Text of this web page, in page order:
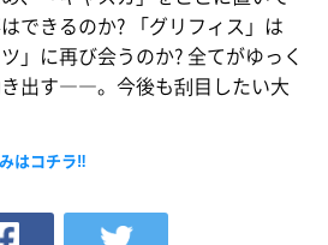
できるのか? 「グリフィス」は
ツ」に再び会うのか? 全てがゆっく
き出す――。今後も刮目したい大
はコチラ‼